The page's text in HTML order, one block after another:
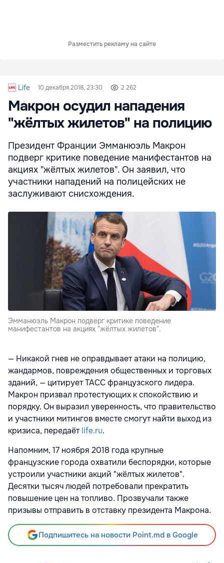
Разместить рекламу на сайте
Life 10 декабря 2018, 23:30 2 262
Макрон осудил нападения
"жёлтых жилетов" на полицию
Президент Франции Эмманюэль Макрон
подверг критике поведение манифестантов на
акциях "жёлтых жилетов". Он заявил, что
участники нападений на полицейских не
заслуживают снисхождения.
Эмманюэль Макрон подверг критике поведение
манифестантов на акциях "жёлтых жилетов".
— Никакой гнев не оправдывает атаки на полицию,
жандармов, повреждения общественных и торговых
зданий, — цитируетТАСС французского лидера.
Макрон призвал протестующих к спокойствию и
порядку. Он выразил уверенность, что правительство
и участники митингов вместе смогут найти выход из
кризиса, передаётlife.ru.
Напомним, 17 ноября 2018 года крупные
французские города охватили беспорядки, которые
устроили участники акций "жёлтых жилетов".
Десятки тысяч людей потребовали прекратить
повышение цен на топливо. Прозвучали также
призывы отправить в отставку президента Макрона.
Подпишитесь на новости Point.md в Google